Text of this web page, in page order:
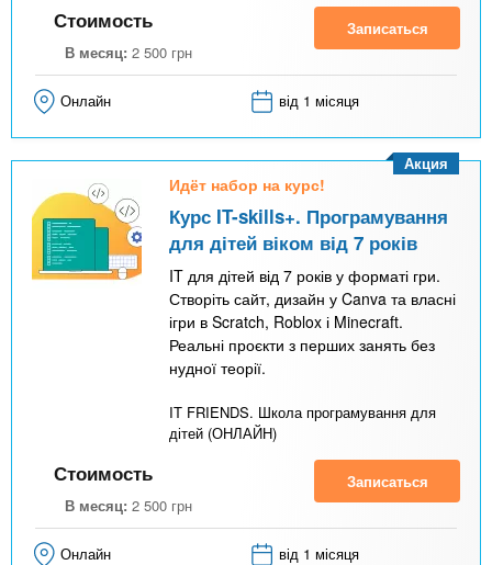
Стоимость
В месяц: 2 500 грн
Записаться
Онлайн від 1 місяця
Идёт набор на курс!
Курс IT-skills+. Програмування
для дітей віком від 7 років
IT для дітей від 7 років у форматі гри.
Створіть сайт, дизайн у Canva та власні
ігри в Scratch, Roblox і Minecraft.
Реальні проєкти з перших занять без
нудної теорії.
IT FRIENDS. Школа програмування для
дітей (ОНЛАЙН)
Акция
Стоимость
В месяц: 2 500 грн
Записаться
Онлайн від 1 місяця